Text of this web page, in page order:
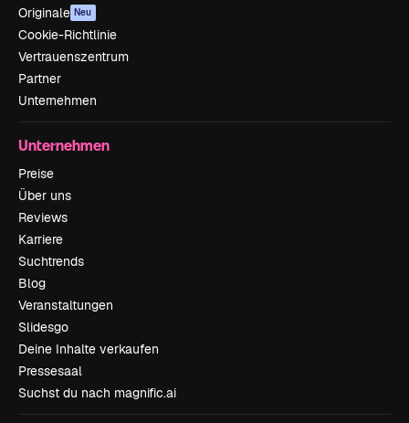
Originale Neu
Cookie-Richtlinie
Vertrauenszentrum
Partner
Unternehmen
Unternehmen
Preise
Über uns
Reviews
Karriere
Suchtrends
Blog
Veranstaltungen
Slidesgo
Deine Inhalte verkaufen
Pressesaal
Suchst du nach magnific.ai